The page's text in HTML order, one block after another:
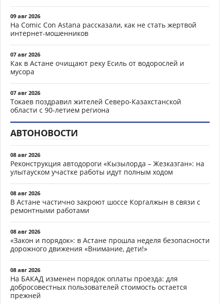
09 авг 2026
На Comic Con Astana рассказали, как не стать жертвой
интернет-мошенников
07 авг 2026
Как в Астане очищают реку Есиль от водорослей и
мусора
07 авг 2026
Токаев поздравил жителей Северо-Казахстанской
области с 90-летием региона
АВТОНОВОСТИ
08 авг 2026
Реконструкция автодороги «Кызылорда – Жезказган»: на
улытауском участке работы идут полным ходом
08 авг 2026
В Астане частично закроют шоссе Коргалжын в связи с
ремонтными работами
08 авг 2026
«Закон и порядок»: в Астане прошла неделя безопасности
дорожного движения «Внимание, дети!»
08 авг 2026
На БАКАД изменен порядок оплаты проезда: для
добросовестных пользователей стоимость остается
прежней